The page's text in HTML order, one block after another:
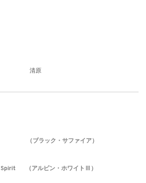
清原
ラック・サファイア）
Spirit （アルピン・ホワイトⅢ）